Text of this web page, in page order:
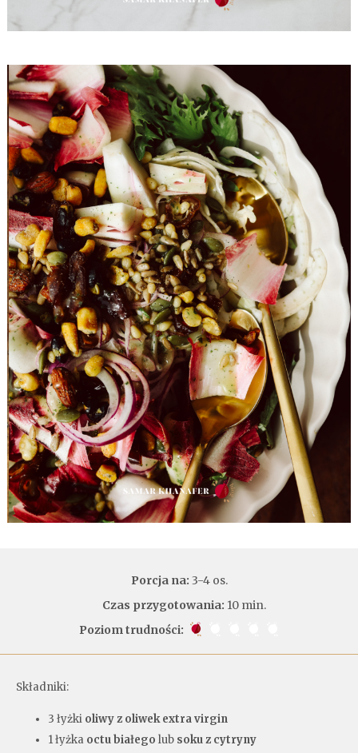
Porcja na: 3-4 os.
Czas przygotowania: 10 min.
Poziom trudności:
Składniki:
3 łyżki oliwy z oliwek extra virgin
1 łyżka octu białego lub soku z cytryny